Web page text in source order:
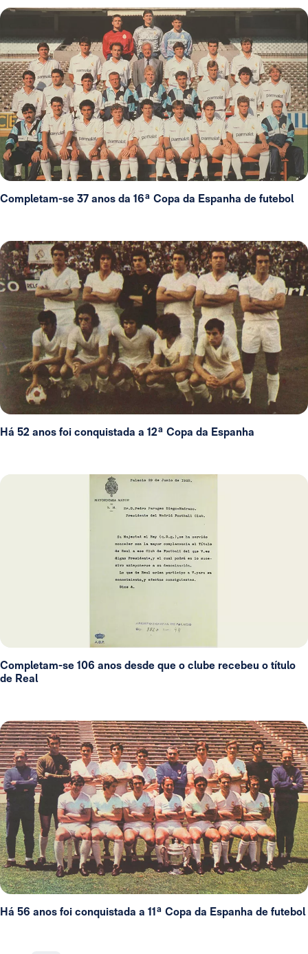
Completam-se 37 anos da 16ª Copa da Espanha de futebol
Há 52 anos foi conquistada a 12ª Copa da Espanha
Completam-se 106 anos desde que o clube recebeu o título
de Real
Há 56 anos foi conquistada a 11ª Copa da Espanha de futebol